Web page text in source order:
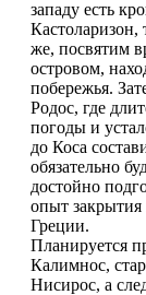
западу есть
же, посвятим
островом,
побережья.
Родос, где
погоды и
до Коса
обязательно
достойно
опыт
Греции.
Планируется
Калимнос,
Нисирос, а